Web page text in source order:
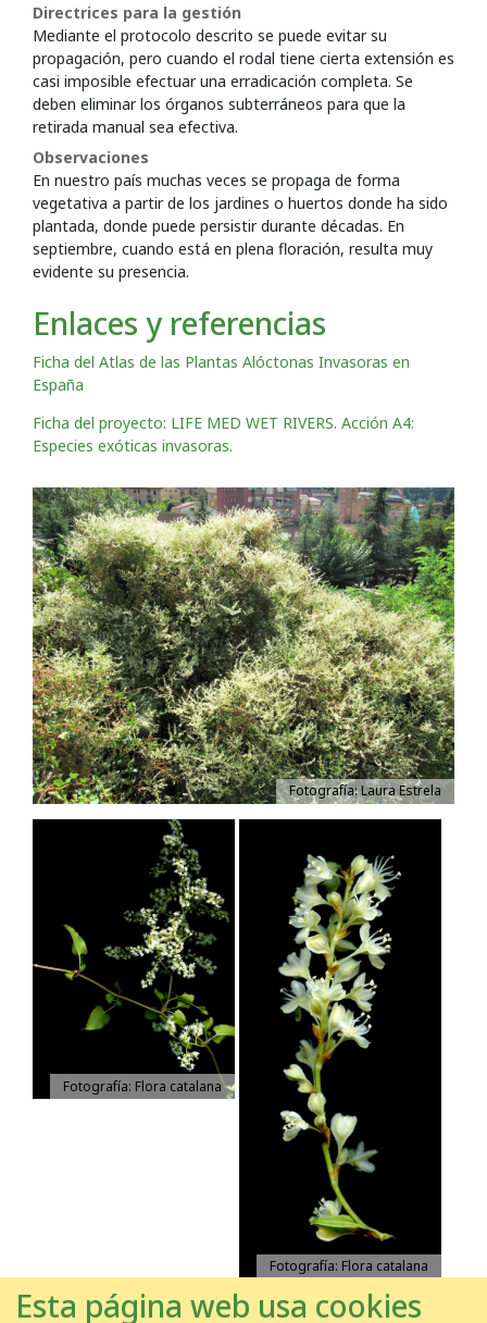
Directrices para la gestión
Mediante el protocolo descrito se puede evitar su
propagación, pero cuando el rodal tiene cierta extensión es
casi imposible efectuar una erradicación completa. Se
deben eliminar los órganos subterráneos para que la
retirada manual sea efectiva.
Observaciones
En nuestro país muchas veces se propaga de forma
vegetativa a partir de los jardines o huertos donde ha sido
plantada, donde puede persistir durante décadas. En
septiembre, cuando está en plena floración, resulta muy
evidente su presencia.
Enlaces y referencias
Ficha del Atlas de las Plantas Alóctonas Invasoras en
España
Ficha del proyecto: LIFE MED WET RIVERS. Acción A4:
Especies exóticas invasoras.
Fotografía: Laura Estrela
Fotografía: Flora catalana
Fotografía: Flora catalana
Esta página web usa cookies